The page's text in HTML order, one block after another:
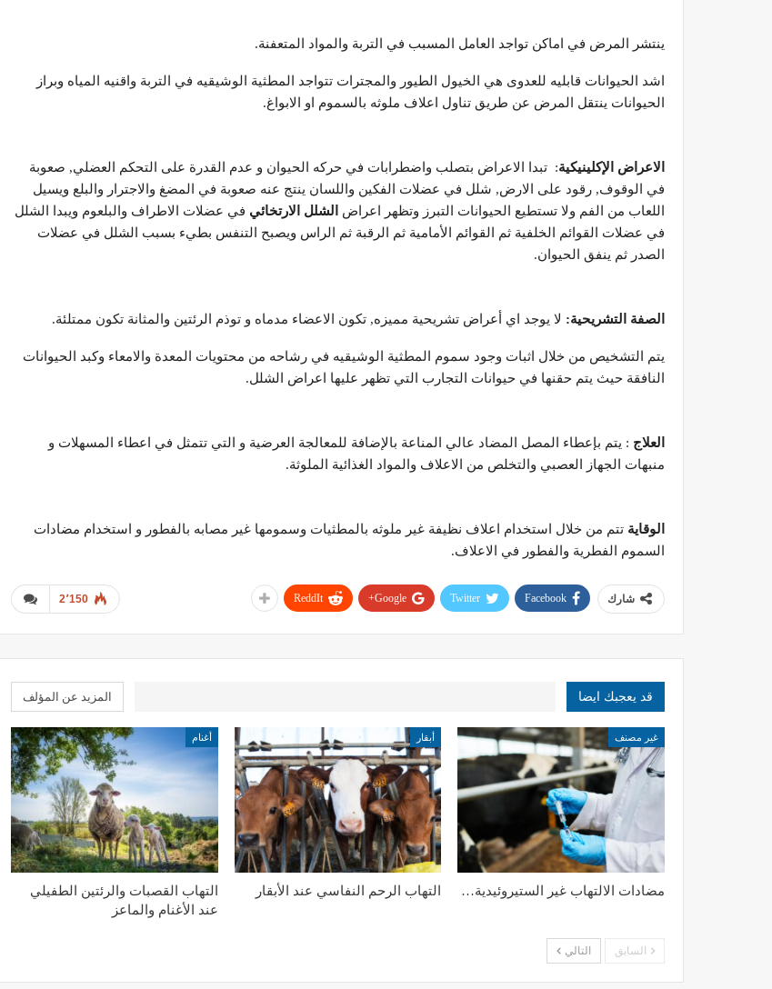
ينتشر المرض في اماكن تواجد العامل المسبب في التربة والمواد المتعفنة.
اشد الحيوانات قابليه للعدوى هي الخيول الطيور والمجترات تتواجد المطثية الوشيقيه في التربة واقنيه المياه وبراز
الحيوانات ينتقل المرض عن طريق تناول اعلاف ملوثه بالسموم او الابواغ.
الاعراض الإكلينيكية: تبدا الاعراض بتصلب واضطرابات في حركه الحيوان و عدم القدرة على التحكم العضلي, صعوبة
في الوقوف, رقود على الارض, شلل في عضلات الفكين واللسان ينتج عنه صعوبة في المضغ والاجترار والبلع ويسيل
اللعاب من الفم ولا تستطيع الحيوانات التبرز وتظهر اعراض
الشلل الارتخائي في عضلات الاطراف والبلعوم ويبدا الشلل
في عضلات القوائم الخلفية ثم القوائم الأمامية ثم الرقبة ثم الراس ويصبح التنفس بطيء بسبب الشلل في عضلات
الصدر ثم ينفق الحيوان.
الصفة التشريحية: لا يوجد اي أعراض تشريحية مميزه, تكون الاعضاء مدماه و توذم الرئتين والمثانة تكون ممتلئة.
يتم التشخيص من خلال اثبات وجود سموم المطثية الوشيقيه في رشاحه من محتويات المعدة والامعاء وكبد الحيوانات
النافقة حيث يتم حقنها في حيوانات التجارب التي تظهر عليها اعراض الشلل.
العلاج : يتم بإعطاء المصل المضاد عالي المناعة بالإضافة للمعالجة العرضية و التي تتمثل في اعطاء المسهلات و
منبهات الجهاز العصبي والتخلص من الاعلاف والمواد الغذائية الملوثة.
الوقاية تتم من خلال استخدام اعلاف نظيفة غير ملوثه بالمطثيات وسمومها غير مصابه بالفطور و استخدام مضادات
السموم الفطرية والفطور في الاعلاف.
2٬150 شارك Facebook
Twitter
Google+
ReddIt
قد يعجبك ايضا المزيد عن المؤلف
غير مصنف
مضادات الالتهاب غير الستيروئيدية…
أبقار
التهاب الرحم النفاسي عند الأبقار
أغنام
التهاب القصبات والرئتين الطفيلي
عند الأغنام والماعز
السابق التالي